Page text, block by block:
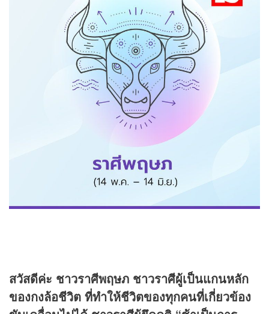
สวัสดีค่ะ ชาวราศีพฤษภ ชาวราศีผู้เป็นแกนหลัก
ของกงล้อชีวิต ที่ทำให้ชีวิตของทุกคนที่เกี่ยวข้อง